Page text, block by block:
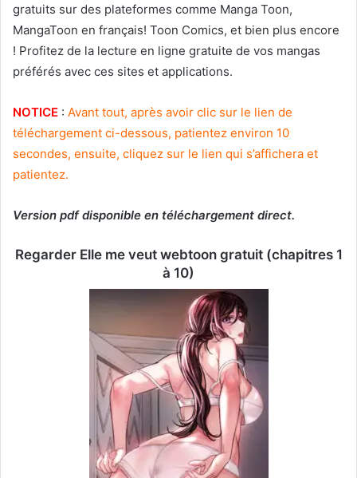
gratuits sur des plateformes comme Manga Toon,
MangaToon en français! Toon Comics, et bien plus encore
! Profitez de la lecture en ligne gratuite de vos mangas
préférés avec ces sites et applications.
NOTICE : Avant tout, après avoir clic sur le lien de
téléchargement ci-dessous, patientez environ 10
secondes, ensuite, cliquez sur le lien qui s’affichera et
patientez.
Version pdf disponible en téléchargement direct.
Regarder Elle me veut webtoon gratuit (chapitres 1
à 10)